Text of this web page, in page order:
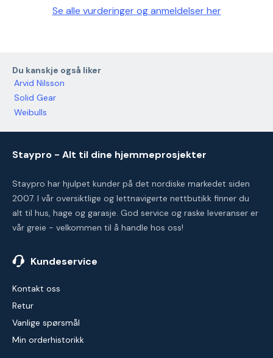
Se alle vurderinger og anmeldelser her
Du kanskje også liker
Arvid Nilsson
Solid Gear
Weibulls
Staypro - Alt til dine hjemmeprosjekter
Staypro har hjulpet kunder på det nordiske markedet siden
2007. I vår oversiktlige og lettnavigerte nettbutikk finner du
alt til hus, hage og garasje. God service og raske leveranser er
vår greie - velkommen til å handle hos oss!
Kundeservice
Kontakt oss
Retur
Vanlige spørsmål
Min orderhistorikk